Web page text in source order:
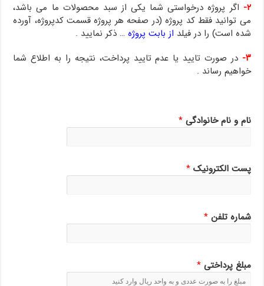
۲- اگر پروژه درخواستی شما یکی از سبد محصولات ما می باشد،
می توانید فقط کد پروژه (در صفحه هر پروژه قسمت کدپروژه، آورده
شده است) را در فیلد از بابت پروژه … ذکر نمایید .
۳- در صورت تایید یا عدم تایید پرداخت، نتیجه را به اطلاع شما
خواهیم رساند .
نام و نام خانوادگی *
* پست الکترونیک
* شماره تلفن
مبلغ پرداختی *